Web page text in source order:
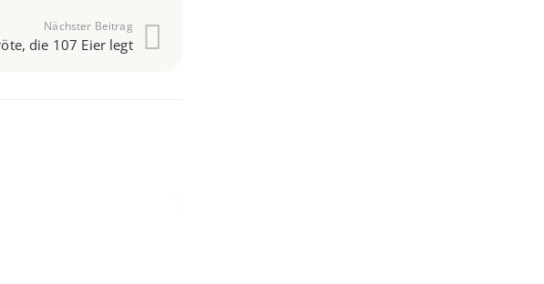
Nächster Beitrag
die 107 Eier legt